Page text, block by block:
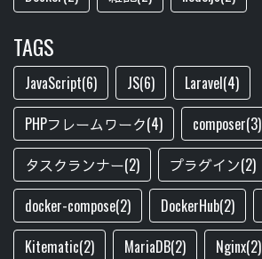
TAGS
JavaScript(6) JS(6)
Laravel(4)
PHPフレームワーク(4)
composer(3)
タスクランナー(2)
プラグイン(2)
docker-compose(2)
DockerHub(2)
Kitematic(2)
MariaDB(2)
Nginx(2)